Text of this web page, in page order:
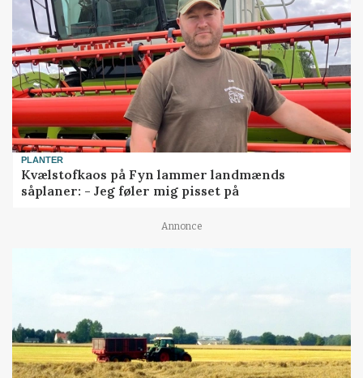
PLANTER
Kvælstofkaos på Fyn lammer landmænds
såplaner: - Jeg føler mig pisset på
Annonce